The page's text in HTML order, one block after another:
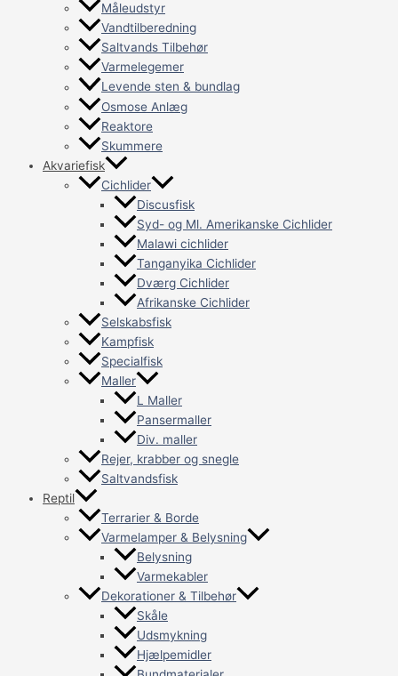
Måleudstyr
Vandtilberedning
Saltvands Tilbehør
Varmelegemer
Levende sten & bundlag
Osmose Anlæg
Reaktore
Skummere
Akvariefisk
Cichlider
Discusfisk
Syd- og Ml. Amerikanske Cichlider
Malawi cichlider
Tanganyika Cichlider
Dværg Cichlider
Afrikanske Cichlider
Selskabsfisk
Kampfisk
Specialfisk
Maller
L Maller
Pansermaller
Div. maller
Rejer, krabber og snegle
Saltvandsfisk
Reptil
Terrarier & Borde
Varmelamper & Belysning
Belysning
Varmekabler
Dekorationer & Tilbehør
Skåle
Udsmykning
Hjælpemidler